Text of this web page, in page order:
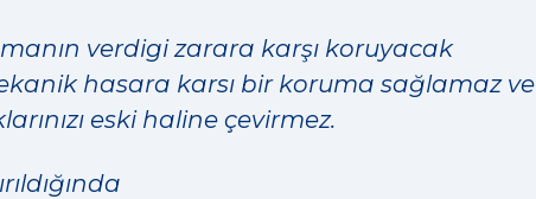
verdigi zarara karşı koruyacak
hasara karsı bir koruma sağlamaz ve
eski haline çevirmez.